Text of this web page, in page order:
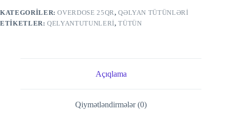
KATEGORILER:OVERDOSE 25QR ,QƏLYAN TÜTÜNLƏRI
ETIKETLER:QELYANTUTUNLERI,TÜTÜN
Açıqlama
Qiymətləndirmələr (0)